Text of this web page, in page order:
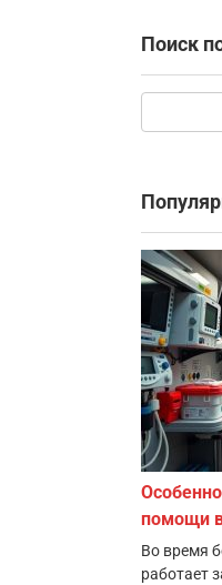
Поиск
помощи
Во время
работает